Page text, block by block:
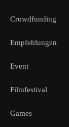
Crowdfunding
Empfehlungen
Event
Filmfestival
Games